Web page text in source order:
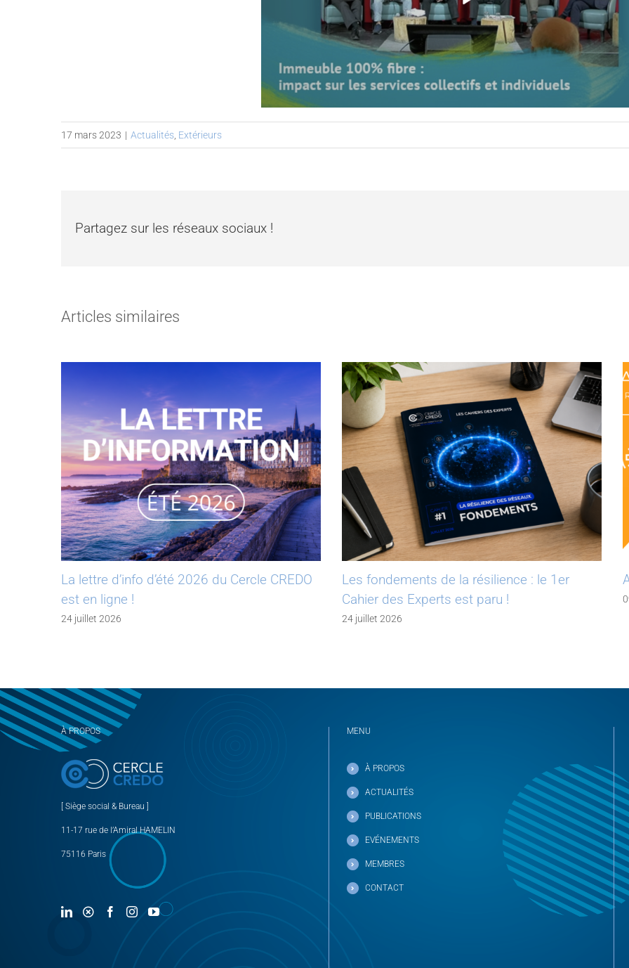
17 mars 2023 | Actualités Extérieurs
Partagez sur les réseaux sociaux !
Articles similaires
La lettre d’info d’été 2026 du Cercle CREDO
est en ligne !
24 juillet 2026
Les fondements de la résilience : le 1er
Cahier des Experts est paru !
24 juillet 2026
À PROPOS
[ Siège social & Bureau ]
11-17 rue de l’Amiral HAMELIN
75116 Paris
MENU
À PROPOS
ACTUALITÉS
PUBLICATIONS
EVÉNEMENTS
MEMBRES
CONTACT